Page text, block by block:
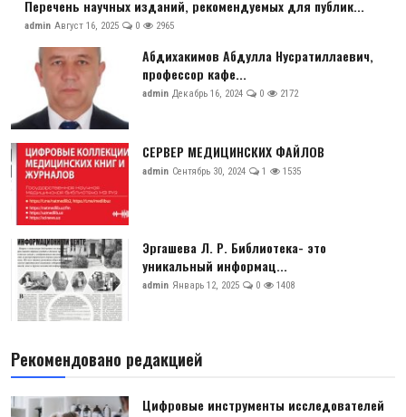
Перечень научных изданий, рекомендуемых для публик...
admin Август 16, 2025 0 2965
Абдихакимов Абдулла Нусратиллаевич,
профессор кафе...
admin Декабрь 16, 2024 0 2172
СЕРВЕР МЕДИЦИНСКИХ ФАЙЛОВ
admin Сентябрь 30, 2024 1 1535
Эргашева Л. Р. Библиотека- это
уникальный информац...
admin Январь 12, 2025 0 1408
Рекомендовано редакцией
Цифровые инструменты исследователей